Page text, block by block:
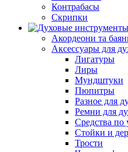
Контрабасы
Скрипки
Акордеони та
Аксессуары для
Лигатуры
Лиры
Мундштуки
Пюпитры
Разное для
Ремни для
Средства по
Стойки и
Трости